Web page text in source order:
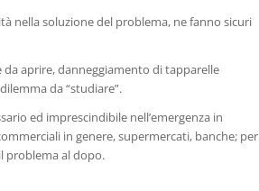
nella soluzione del problema, ne fanno sicuri
aprire, danneggiamento di tapparelle
da “studiare”.
ed imprescindibile nell’emergenza in
in genere, supermercati, banche; per
problema al dopo.